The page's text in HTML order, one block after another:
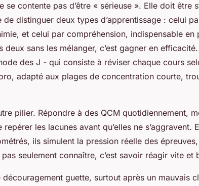
se contente pas d’être « sérieuse ». Elle doit être
de distinguer deux types d’apprentissage : celui
et celui par compréhension, indispensable en
sans les mélanger, c’est gagner en efficacité.
des J - qui consiste à réviser chaque cours
adapté aux plages de concentration courte,
pilier. Répondre à des QCM quotidiennement,
les lacunes avant qu’elles ne s’aggravent.
ils simulent la pression réelle des
seulement connaître, c’est savoir réagir vite et
guette, surtout après un mauvais